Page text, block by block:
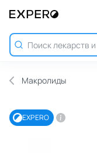
Макролиды
EXPERO